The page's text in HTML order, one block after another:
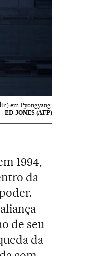
em Pyongyang.
ED JONES (AFP)
1994,
da
de seu
da